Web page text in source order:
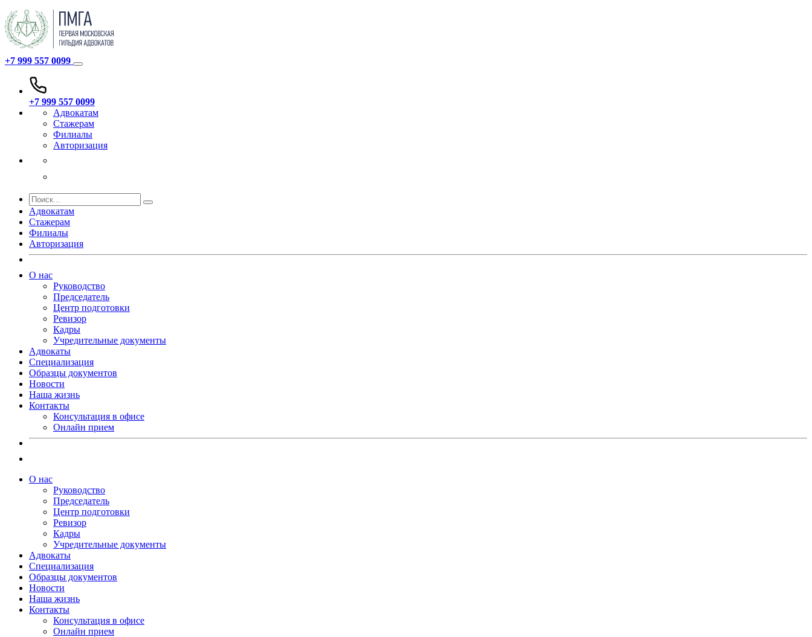
+7 999 557 0099
+7 999 557 0099
Адвокатам
Стажерам
Филиалы
Авторизация
Адвокатам
Стажерам
Филиалы
Авторизация
О нас
Руководство
Председатель
Центр подготовки
Ревизор
Кадры
Учредительные документы
Адвокаты
Специализация
Образцы документов
Новости
Наша жизнь
Контакты
Консультация в офисе
Онлайн прием
О нас
Руководство
Председатель
Центр подготовки
Ревизор
Кадры
Учредительные документы
Адвокаты
Специализация
Образцы документов
Новости
Наша жизнь
Контакты
Консультация в офисе
Онлайн прием